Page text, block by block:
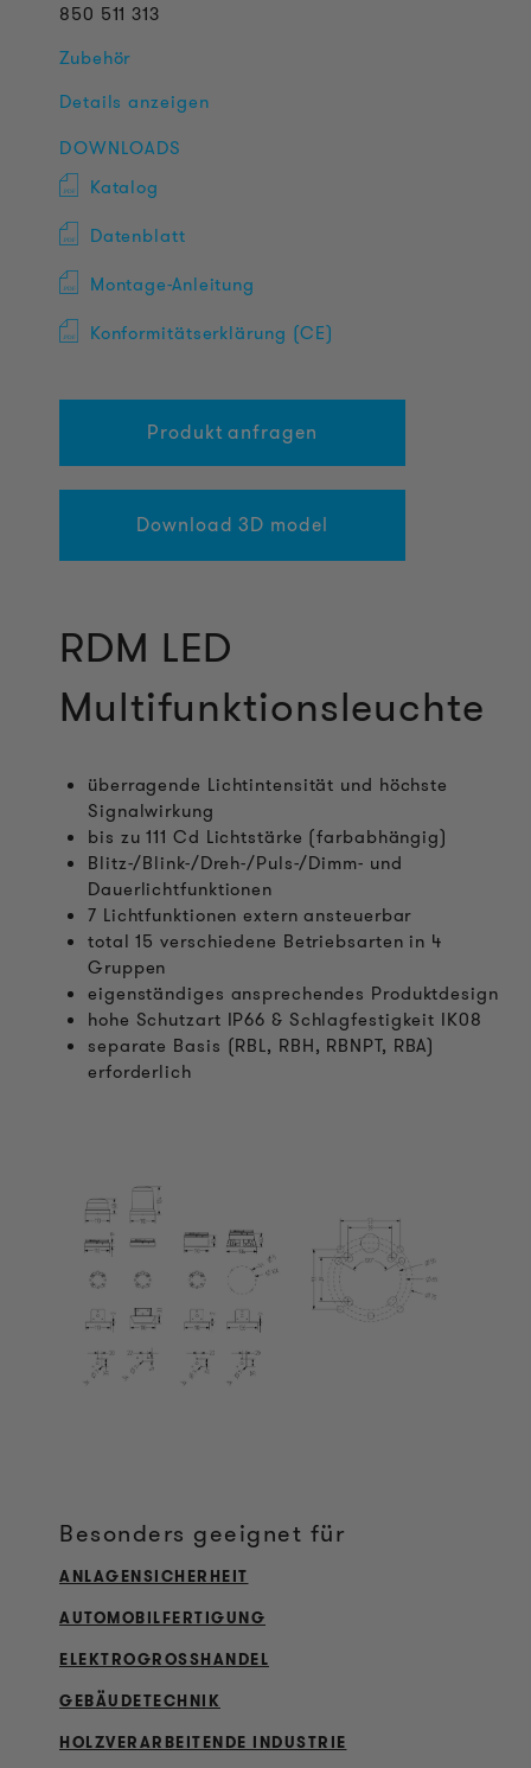
850 511 313
Zubehör
Details anzeigen
DOWNLOADS
Katalog
Datenblatt
Montage-Anleitung
Konformitätserklärung (CE)
Produkt anfragen
Download 3D model
RDM LED
Multifunktionsleuchte
überragende Lichtintensität und höchste
Signalwirkung
bis zu 111 Cd Lichtstärke (farbabhängig)
Blitz-/Blink-/Dreh-/Puls-/Dimm- und
Dauerlichtfunktionen
7 Lichtfunktionen extern ansteuerbar
total 15 verschiedene Betriebsarten in 4
Gruppen
eigenständiges ansprechendes Produktdesign
hohe Schutzart IP66 & Schlagfestigkeit IK08
separate Basis (RBL, RBH, RBNPT, RBA)
erforderlich
Besonders geeignet für
ANLAGENSICHERHEIT
AUTOMOBILFERTIGUNG
ELEKTROGROSSHANDEL
GEBÄUDETECHNIK
HOLZVERARBEITENDE INDUSTRIE